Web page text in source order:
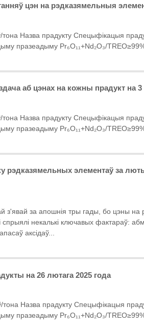
цэн на рэдказямельныя
тона Назва прадукту Спецыфікацыя
празеадыму Pr₆O₁₁+Nd₂O₃/
аб цэнах на кожны прадукт на 3
тона Назва прадукту Спецыфікацыя
празеадыму Pr₆O₁₁+Nd₂O₃/
рэдказямельных элементаў за
з'явай за апошнія тры гады, бо цэны на
спрыялі некалькі ключавых фактараў:
аксідаў...
на 26 лютага 2025 года
тона Назва прадукту Спецыфікацыя
празеадыму Pr₆O₁₁+Nd₂O₃/